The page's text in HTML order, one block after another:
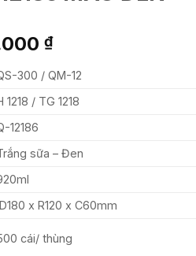
₫.
₫Giá
tại
là:
300 / QM-12
1218 / TG 1218
12186
sữa – Đen
D180 x R120 x C60mm
cái/ thùng